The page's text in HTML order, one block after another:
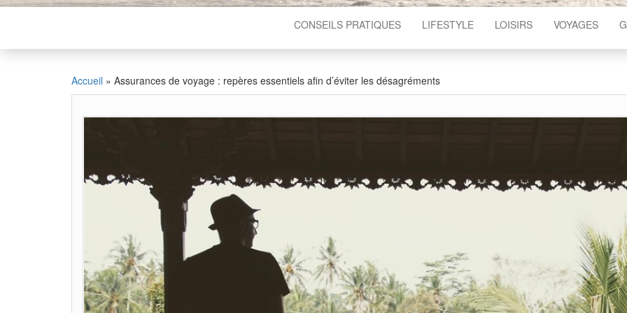
CONSEILS PRATIQUES LIFESTYLE LOISIRS VOYAGES
Accueil » Assurances de voyage : repères essentiels afin d’éviter les désagréments